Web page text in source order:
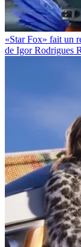
«Star Fox» fait un
de Igor Rodrigues